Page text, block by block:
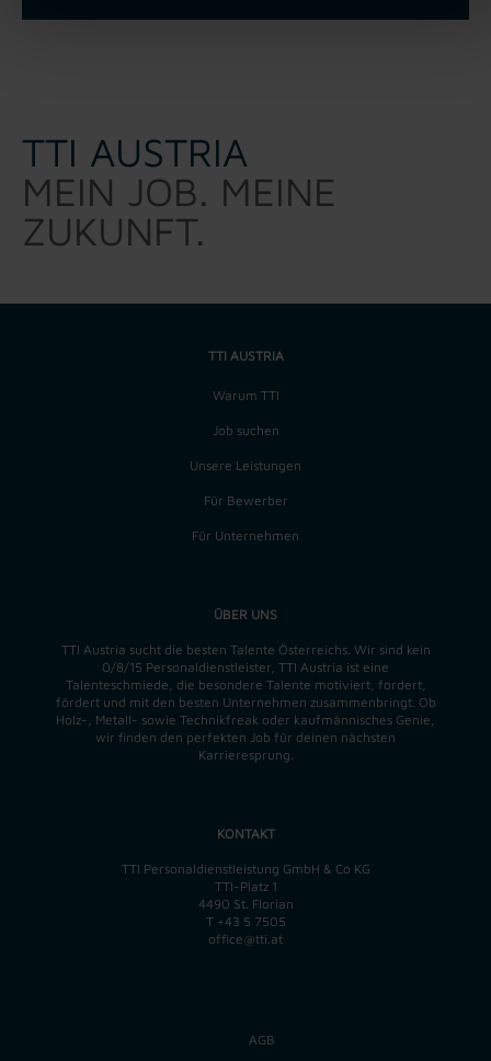
TTI AUSTRIA
MEIN JOB. MEINE
ZUKUNFT.
TTI AUSTRIA
Warum TTI
Job suchen
Unsere Leistungen
Für Bewerber
Für Unternehmen
ÜBER UNS
TTI Austria sucht die besten Talente Österreichs. Wir sind kein
0/8/15 Personaldienstleister, TTI Austria ist eine
Talenteschmiede, die besondere Talente motiviert, fordert,
fördert und mit den besten Unternehmen zusammenbringt. Ob
Holz-, Metall- sowie Technikfreak oder kaufmännisches Genie,
wir finden den perfekten Job für deinen nächsten
Karrieresprung.
KONTAKT
TTI Personaldienstleistung GmbH & Co KG
TTI-Platz 1
4490 St. Florian
T +43 5 7505
office@tti.at
AGB